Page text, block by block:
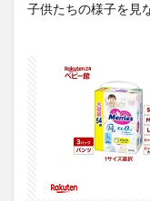
子供たちの様子を見